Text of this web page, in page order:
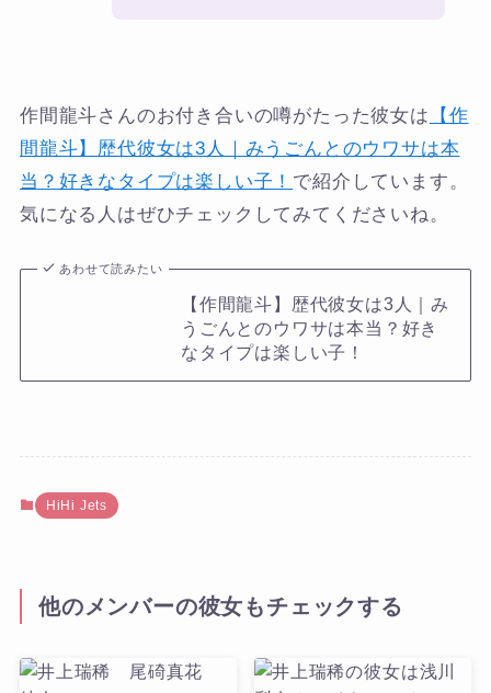
作間龍斗さんのお付き合いの噂がたった彼女は 【作
間龍斗】歴代彼女は3人｜みうごんとのウワサは本
当？好きなタイプは楽しい子！ で紹介しています。
気になる人はぜひチェックしてみてくださいね。
あわせて読みたい
【作間龍斗】歴代彼女は3人｜み
うごんとのウワサは本当？好き
なタイプは楽しい子！
HiHi Jets
他のメンバーの彼女もチェックする